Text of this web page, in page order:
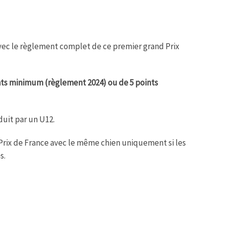
le règlement complet de ce premier grand Prix
minimum (règlement 2024) ou de 5 points
par un U12.
de France avec le même chien uniquement si les